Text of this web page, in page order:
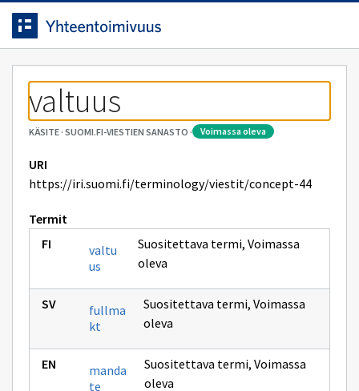
Siirrytty
sivulle
Siirry suoraan sisältöön.
valtuus
KÄSITE· SUOMI.FI-VIESTIEN SANASTO · voimassa oleva
URI
https://iri.suomi.fi/terminology/viestit/concept-44
Termit
valtu
us
Suositettava termi,Voimassa
oleva
fullma
kt
Suositettava termi,Voimassa
oleva
manda
te
Suositettava termi, Voimassa
oleva